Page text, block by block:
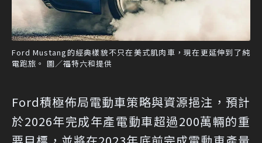
Ford Mustang的經典樣貌不只在美式肌肉車，現在更延伸到了純
電跑旅。 圖／福特六和提供
Ford積極佈局電動車策略與資源挹注，預計
於2026年完成年產電動車超過200萬輛的重